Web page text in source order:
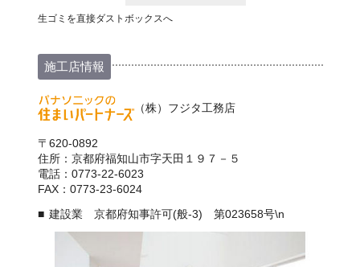
生ゴミを直接ダストボックスへ
施工店情報
（株）フジタ工務店
〒620-0892
住所：京都府福知山市字天田１９７－５
電話：0773-22-6023
FAX：0773-23-6024
建設業 京都府知事許可(般-3) 第023658号\n